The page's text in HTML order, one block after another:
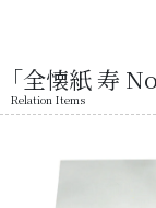
「全懐紙 寿
Relation Items